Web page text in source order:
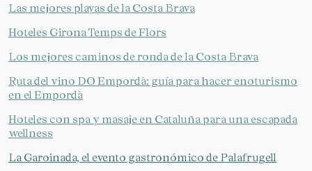
Las mejores playas de la Costa Brava
Hoteles Girona Temps de Flors
Los mejores caminos de ronda de la Costa Brava
Ruta del vino DO Empordà: guía para hacer enoturismo
en el Empordà
Hoteles con spa y masaje en Cataluña para una escapada
wellness
La Garoinada, el evento gastronómico de Palafrugell